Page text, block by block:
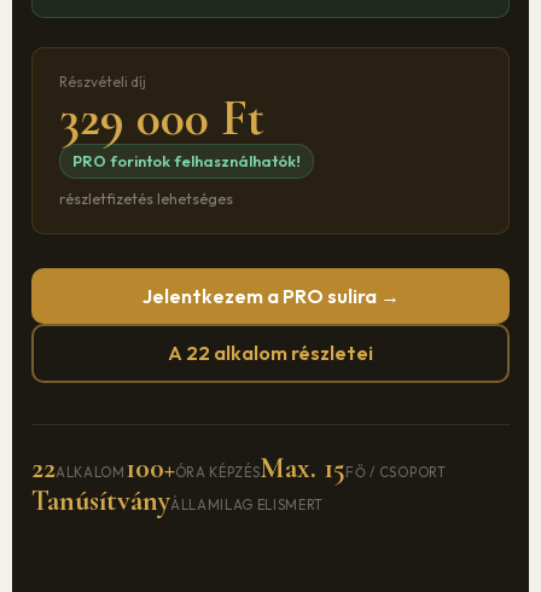
Részvételi díj
329 000 Ft
PRO forintok felhasználhatók!
részletfizetés lehetséges
Jelentkezem a PRO sulira →
A 22 alkalom részletei
22ALKALOM 100+ÓRA KÉPZÉSMax. 15FŐ / CSOPORT
TanúsítványÁLLAMILAG ELISMERT